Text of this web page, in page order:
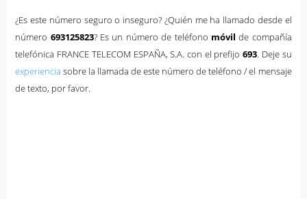
¿Es este número seguro o inseguro? ¿Quién me ha llamado desde el
número 693125823? Es un número de teléfono móvil de compañía
telefónica FRANCE TELECOM ESPAÑA, S.A. con el prefijo693. Deje su
experiencia sobre la llamada de este número de teléfono / el mensaje
de texto, por favor.